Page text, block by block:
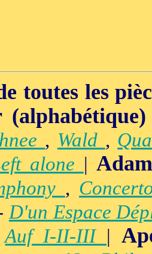
toutes les
(alphabétique)
, Wald ,
alone |
,
D'un Espace
Auf I-II-III |